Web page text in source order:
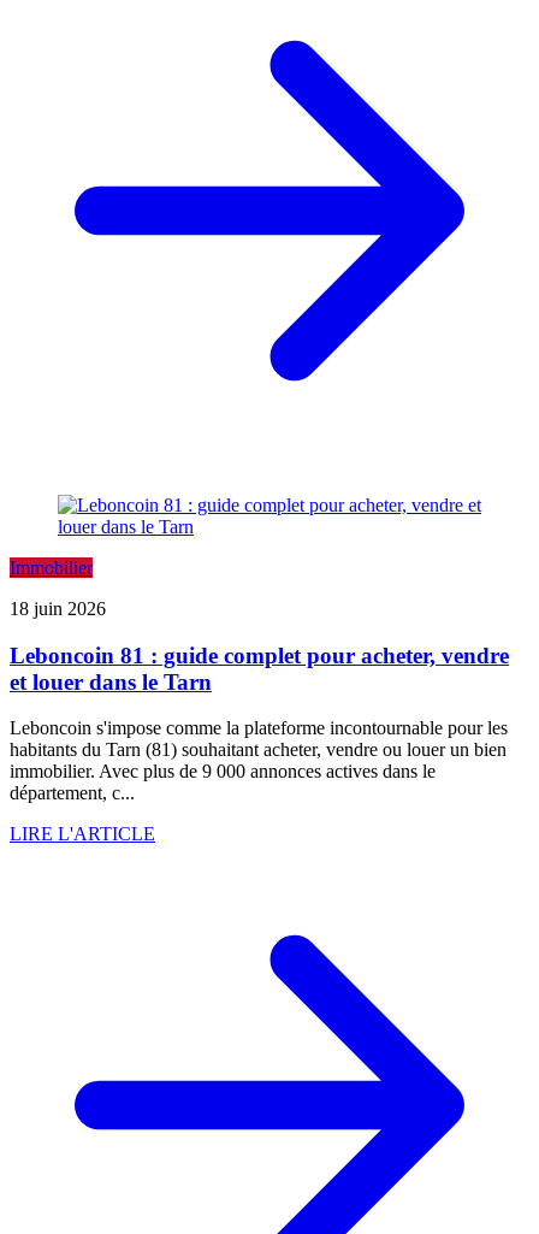
Immobilier
18 juin 2026
Leboncoin 81 : guide complet pour acheter, vendre
et louer dans le Tarn
Leboncoin s'impose comme la plateforme incontournable pour les
habitants du Tarn (81) souhaitant acheter, vendre ou louer un bien
immobilier. Avec plus de 9 000 annonces actives dans le
département, c...
LIRE L'ARTICLE